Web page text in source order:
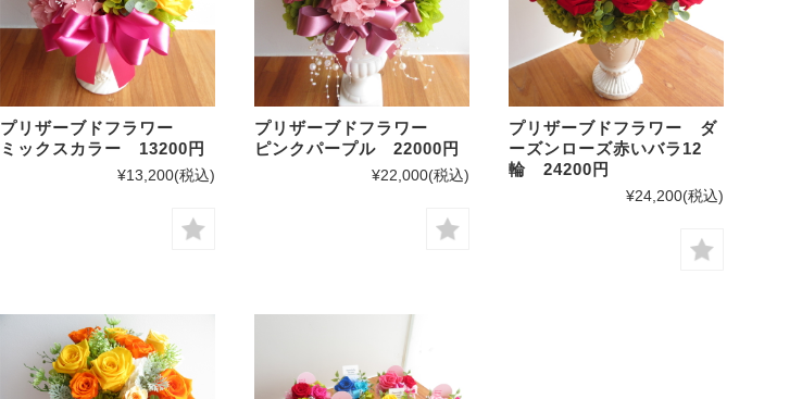
プリザーブドフラワー
ミックスカラー 13200円
¥13,200(税込)
プリザーブドフラワー
ピンクパープル 22000円
¥22,000(税込)
プリザーブドフラワー ダ
ーズンローズ赤いバラ12
輪 24200円
¥24,200(税込)